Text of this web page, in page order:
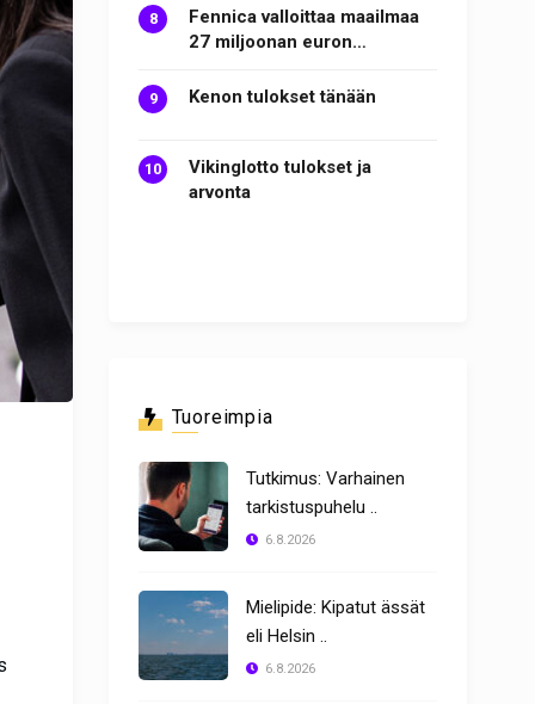
Fennica valloittaa maailmaa
27 miljoonan euron…
Kenon tulokset tänään
Vikinglotto tulokset ja
arvonta
Tuoreimpia
Tutkimus: Varhainen
tarkistuspuhelu ..
6.8.2026
Mielipide: Kipatut ässät
eli Helsin ..
6.8.2026